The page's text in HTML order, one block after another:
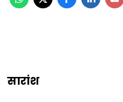
सारांश